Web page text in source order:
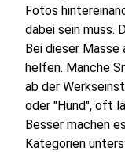
Fotos
dabei sein muss.
Bei dieser Masse
helfen. Manche
ab der
oder "Hund", oft
Besser machen
Kategorien